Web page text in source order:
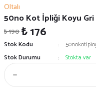
Oltalı
50no Kot İpliği Koyu Gri
₺ 190₺ 176
Stok Kodu
Stok Durumu
Stokta var